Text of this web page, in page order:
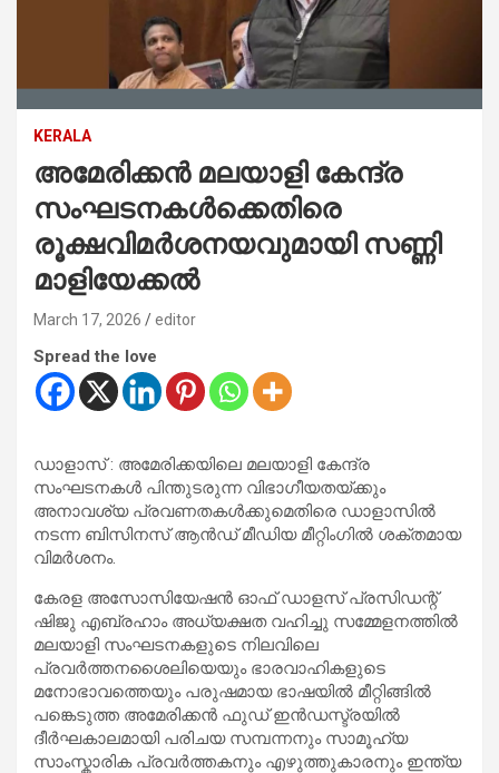
KERALA
അമേരിക്കൻ മലയാളി കേന്ദ്ര
സംഘടനകൾക്കെതിരെ
രൂക്ഷവിമർശനയവുമായി സണ്ണി
മാളിയേക്കൽ
March 17, 2026 editor
Spread the love
ഡാളാസ് : അമേരിക്കയിലെ മലയാളി കേന്ദ്ര
സംഘടനകൾ പിന്തുടരുന്ന വിഭാഗീയതയ്ക്കും
അനാവശ്യ പ്രവണതകൾക്കുമെതിരെ ഡാളാസിൽ
നടന്ന ബിസിനസ് ആൻഡ് മീഡിയ മീറ്റിംഗിൽ ശക്തമായ
വിമർശനം.
കേരള അസോസിയേഷൻ ഓഫ് ഡാളസ് പ്രസിഡന്റ്
ഷിജു എബ്രഹാം അധ്യക്ഷത വഹിച്ചു സമ്മേളനത്തിൽ
മലയാളി സംഘടനകളുടെ നിലവിലെ
പ്രവർത്തനശൈലിയെയും ഭാരവാഹികളുടെ
മനോഭാവത്തെയും പരുഷമായ ഭാഷയിൽ മീറ്റിങ്ങിൽ
പങ്കെടുത്ത അമേരിക്കൻ ഫുഡ് ഇൻഡസ്ട്രയിൽ
ദീർഘകാലമായി പരിചയ സമ്പന്നനും സാമൂഹ്യ
സാംസ്കാരിക പ്രവർത്തകനും എഴുത്തുകാരനും ഇന്ത്യ